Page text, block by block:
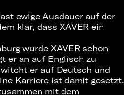
ewige Ausdauer auf der
klar, dass XAVER ein
wurde XAVER schon
er an auf Englisch zu
er auf Deutsch und
Karriere ist damit gesetzt.
mit dem